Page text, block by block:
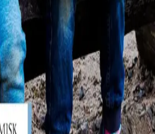
| Org.nr. NO 948061937 MVA